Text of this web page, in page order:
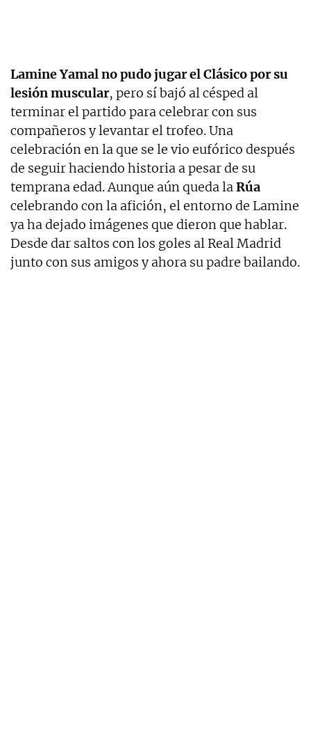
Lamine Yamal no pudo jugar el Clásico por su
lesión muscular, pero sí bajó al césped al
terminar el partido para celebrar con sus
compañeros y levantar el trofeo. Una
celebración en la que se le vio eufórico después
de seguir haciendo historia a pesar de su
temprana edad. Aunque aún queda laRúa
celebrando con la afición, el entorno de Lamine
ya ha dejado imágenes que dieron que hablar.
Desde dar saltos con los goles al Real Madrid
junto con sus amigos y ahora su padre bailando.